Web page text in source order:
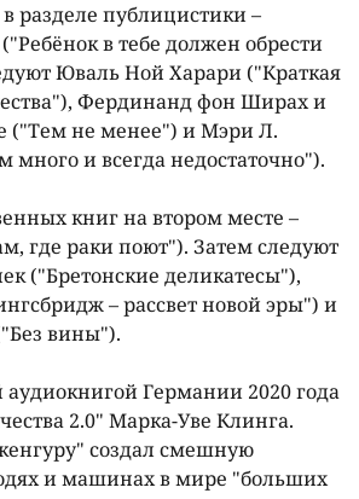
разделе публицистики –
в тебе должен обрести
Юваль Ной Харари ("Краткая
Фердинанд фон Ширах и
("Тем не менее") и Мэри Л.
и всегда недостаточно").
книг на втором месте –
где раки поют"). Затем следуют
("Бретонские деликатесы"),
– рассвет новой эры") и
вины").
Германии 2020 года
2.0" Марка-Уве Клинга.
создал смешную
и машинах в мире "больших